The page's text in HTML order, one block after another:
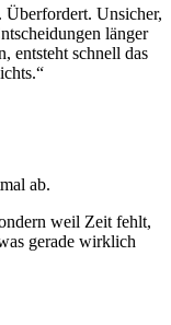
Überfordert. Unsicher,
länger
entsteht schnell das
ab.
weil Zeit fehlt,
gerade wirklich